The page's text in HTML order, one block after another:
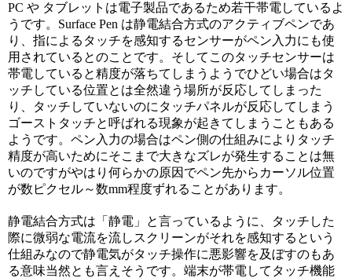
PC や タブレットは電子製品であるため若干帯電しているよ
うです。Surface Pen は静電結合方式のアクティブペンであ
り、指によるタッチを感知するセンサーがペン入力にも使
用されているとのことです。そしてこのタッチセンサーは
帯電していると精度が落ちてしまうようでひどい場合はタ
ッチしている位置とは全然違う場所が反応してしまった
り、タッチしていないのにタッチパネルが反応してしまう
ゴーストタッチと呼ばれる現象が起きてしまうこともある
ようです。ペン入力の場合はペン側の仕組みによりタッチ
精度が高いためにそこまで大きなズレが発生することは無
いのですがやはり何らかの原因でペン先からカーソル位置
が数ピクセル～数mm程度ずれることがあります。
静電結合方式は「静電」と言っているように、タッチした
際に微弱な電流を流しスクリーンがそれを感知するという
仕組みなので静電気がタッチ操作に悪影響を及ぼすのもあ
る意味当然とも言えそうです。端末が帯電してタッチ機能